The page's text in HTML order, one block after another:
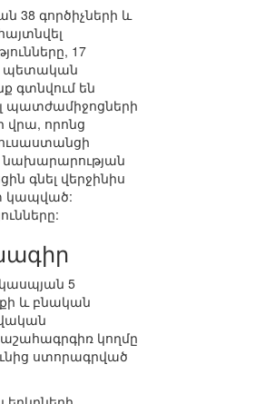
38 գործիչների և
17
պետական
գտնվում են
պատժամիջոցների
վրա, որոնց
նախարարության
գնել վերջինիս
կապված:
5
և բնական
կողմը
ստորագրված